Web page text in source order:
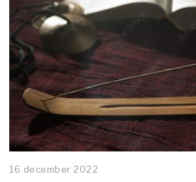
16 december 2022